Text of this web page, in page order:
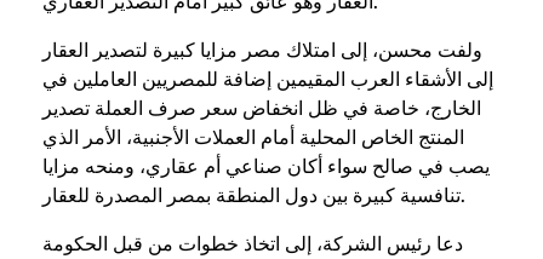
ولفت محسن، إلى امتلاك مصر مزايا كبيرة لتصدير العقار
إلى الأشقاء العرب المقيمين إضافة للمصريين العاملين في
الخارج، خاصة في ظل انخفاض سعر صرف العملة تصدير
المنتج الخاص المحلية أمام العملات الأجنبية، الأمر الذي
يصب في صالح سواء أكان صناعي أم عقاري، ومنحه مزايا
تنافسية كبيرة بين دول المنطقة بمصر المصدرة للعقار.
دعا رئيس الشركة، إلى اتخاذ خطوات من قبل الحكومة